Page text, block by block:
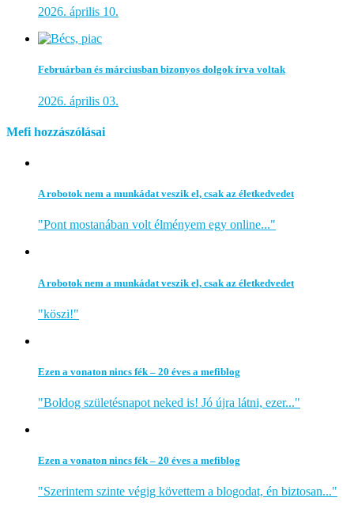
2026. április 10.
Februárban és márciusban bizonyos dolgok írva voltak
2026. április 03.
Mefi hozzászólásai
A robotok nem a munkádat veszik el, csak az életkedvedet
"Pont mostanában volt élményem egy online..."
A robotok nem a munkádat veszik el, csak az életkedvedet
"köszi!"
Ezen a vonaton nincs fék – 20 éves a mefiblog
"Boldog születésnapot neked is! Jó újra látni, ezer..."
Ezen a vonaton nincs fék – 20 éves a mefiblog
"Szerintem szinte végig követtem a blogodat, én biztosan..."